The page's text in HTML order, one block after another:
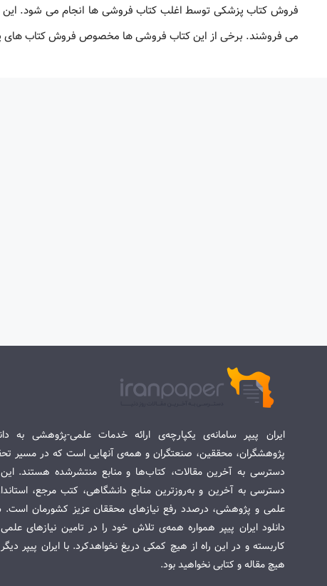
فروش کتاب پزشکی توسط اغلب کتاب فروشی ها انجام می شود. این
می فروشند. برخی از این کتاب فروشی ها مخصوص فروش کتاب های
ایران پیپر سامانه‌ی یکپارچه‌ی ارائه خدمات علمی-پژوهشی به
پژوهشگران، محققین، صنعتگران و همه‌ی آنهایی است که در مسیر
دسترسی به آخرین مقالات، کتاب‌ها و منابع منتشرشده هستند. این
دسترسی به آخرین و به‌روزترین منابع دانشگاهی، کتب مرجع،
علمی و پژوهشی، درصدد رفع نیازهای محققان عزیز کشورمان است.
دانلود ایران پیپر همواره همه‌ی تلاش خود را در تامین نیازهای
کاربسته و در این راه از هیچ کمکی دریغ نخواهدکرد. با ایران پیپر
هیچ مقاله و کتابی نخواهید بود.